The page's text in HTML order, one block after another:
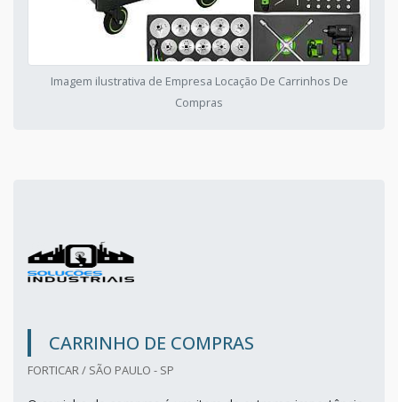
Imagem ilustrativa de Empresa Locação De Carrinhos De
Compras
CARRINHO DE COMPRAS
FORTICAR / SÃO PAULO - SP